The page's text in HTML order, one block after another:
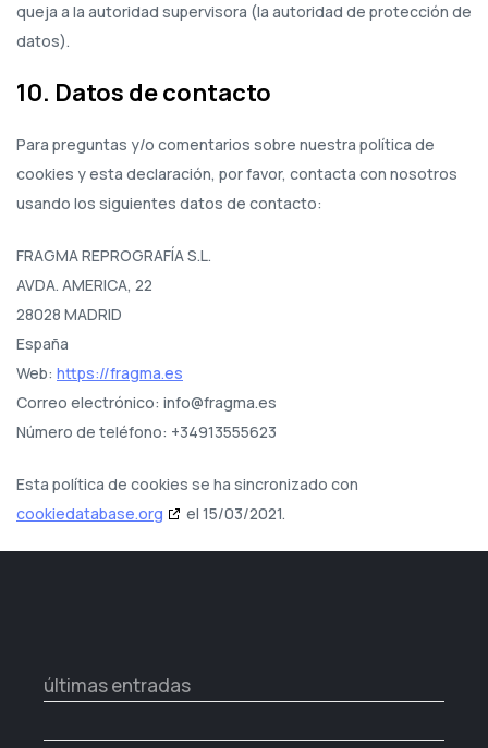
queja a la autoridad supervisora (la autoridad de protección de
datos).
10. Datos de contacto
Para preguntas y/o comentarios sobre nuestra política de
cookies y esta declaración, por favor, contacta con nosotros
usando los siguientes datos de contacto:
FRAGMA REPROGRAFÍA S.L.
AVDA. AMERICA, 22
28028 MADRID
España
Web: https://fragma.es
Correo electrónico: se.amgarf@ofni
Número de teléfono: +34913555623
Esta política de cookies se ha sincronizado con
cookiedatabase.org
el 15/03/2021.
últimas entradas